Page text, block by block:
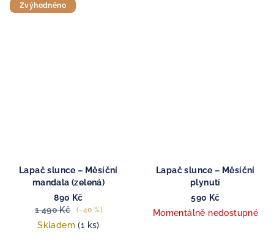
Zvýhodněno
Lapač slunce – Měsíční
mandala (zelená)
890 Kč
1 490 Kč
(–40 %)
Skladem(1 ks)
Lapač slunce – Měsíční
plynutí
590 Kč
Momentálně nedostupné